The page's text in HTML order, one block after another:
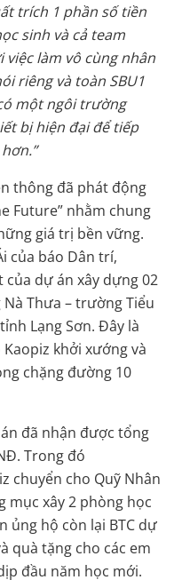
trích 1 phần số tiền
sinh và cả team
làm vô cùng nhân
riêng và toàn SBU1
một ngôi trường
bị hiện đại để tiếp
thông đã phát động
Future” nhằm chung
giá trị bền vững.
của báo Dân trí,
dự án xây dựng 02
Thưa – trường Tiểu
Lạng Sơn. Đây là
khởi xướng và
chặng đường 10
đã nhận được tổng
Trong đó
chuyển cho Quỹ Nhân
mục xây 2 phòng học
ủng hộ còn lại BTC dự
quà tặng cho các em
đầu năm học mới.